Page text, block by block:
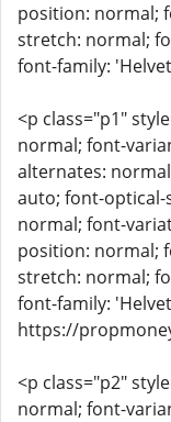
position: normal;
stretch: normal;
font-family:
<p class="p1"
normal; font-
alternates:
auto; font-optical-
normal; font-
position: normal;
stretch: normal;
font-family:
https://
<p class="p2"
normal; font-